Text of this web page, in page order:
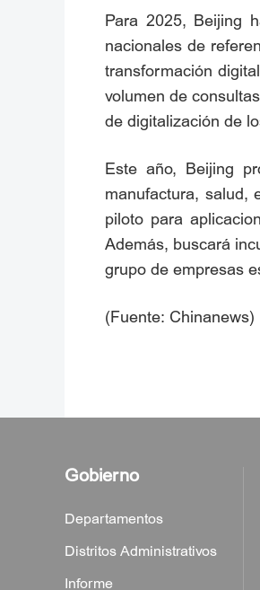
Para 2025, Beijing
nacionales de
transformación
volumen de
de digitalización de
Este año, Beijing
manufactura, salud,
piloto para
Además, buscará
grupo de empresas
(Fuente: Chinanews)
Gobierno
Departamentos
Distritos Administrativos
Informe